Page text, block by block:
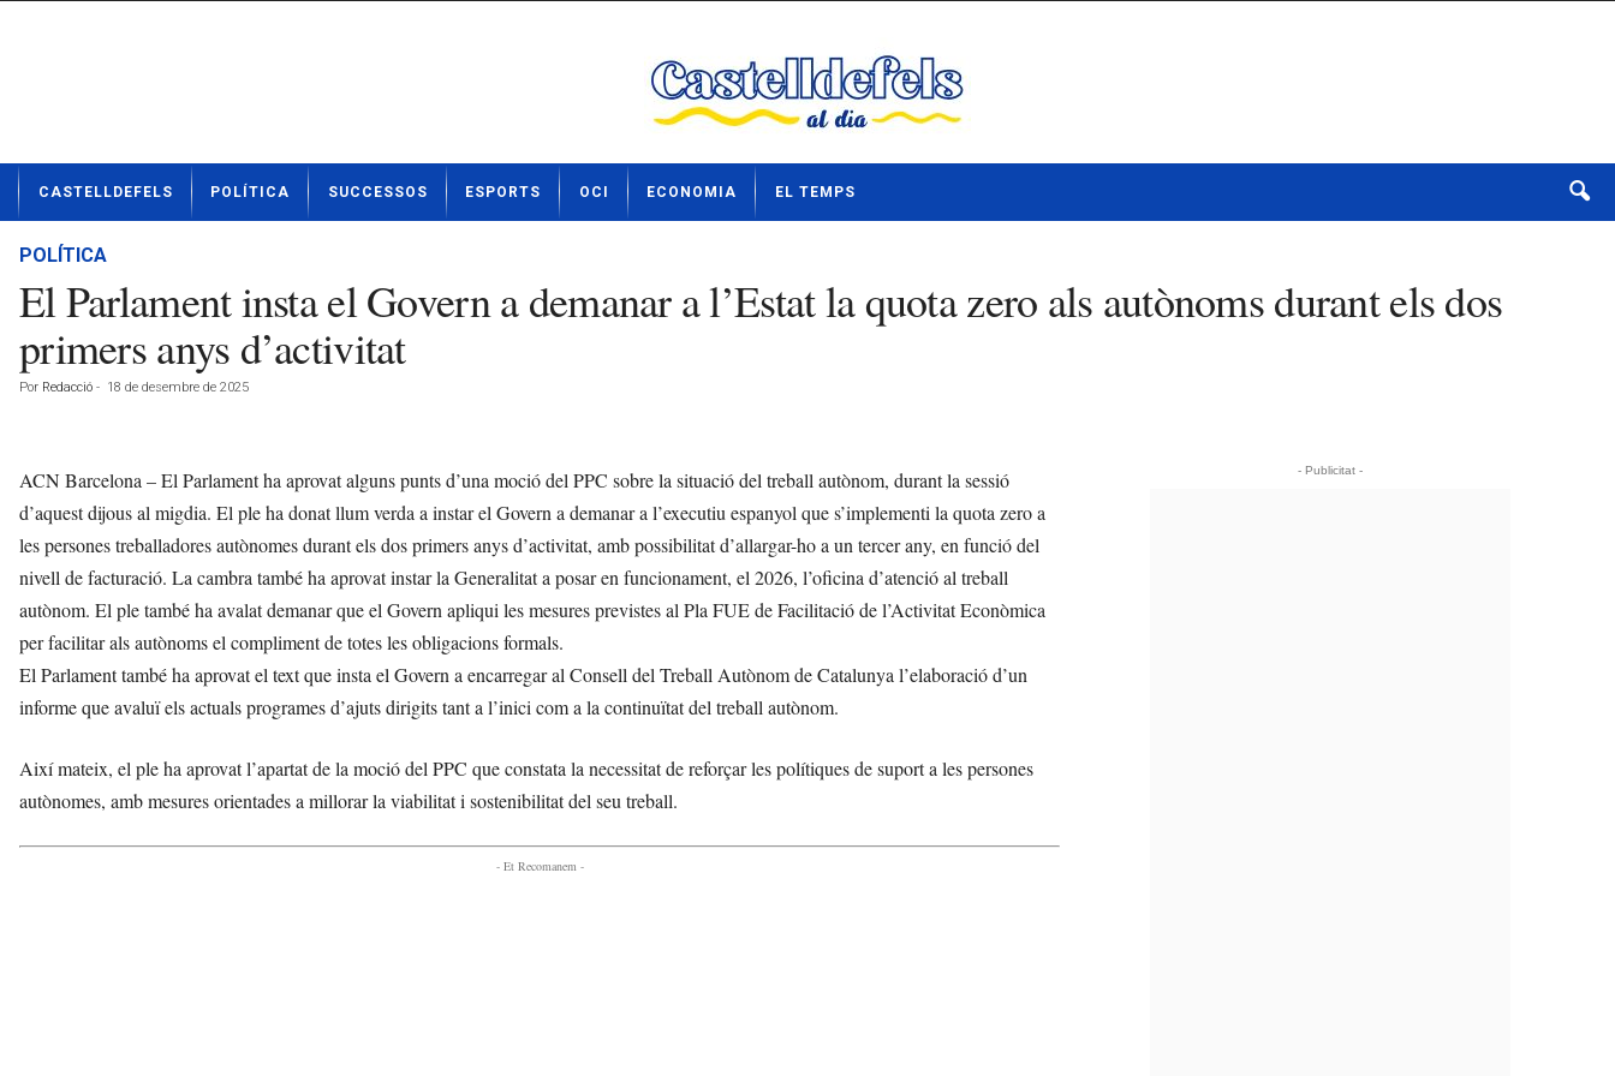
t
CASTELLDEFELS POLÍTICA SUCCESSOS ESPORTS OCI ECONOMIA EL TEMPS
POLÍTICA
El Parlament insta el Govern a demanar a l’Estat la quota zero als autònoms durant els dos
primers anys d’activitat
Por Redacció - 18 de desembre de 2025
ACN Barcelona – El Parlament ha aprovat alguns punts d’una moció del PPC sobre la situació del treball autònom, durant la sessió
d’aquest dijous al migdia. El ple ha donat llum verda a instar el Govern a demanar a l’executiu espanyol que s’implementi la quota zero a
les persones treballadores autònomes durant els dos primers anys d’activitat, amb possibilitat d’allargar-ho a un tercer any, en funció del
nivell de facturació. La cambra també ha aprovat instar la Generalitat a posar en funcionament, el 2026, l’oficina d’atenció al treball
autònom. El ple també ha avalat demanar que el Govern apliqui les mesures previstes al Pla FUE de Facilitació de l’Activitat Econòmica
per facilitar als autònoms el compliment de totes les obligacions formals.
El Parlament també ha aprovat el text que insta el Govern a encarregar al Consell del Treball Autònom de Catalunya l’elaboració d’un
informe que avaluï els actuals programes d’ajuts dirigits tant a l’inici com a la continuïtat del treball autònom.
Així mateix, el ple ha aprovat l’apartat de la moció del PPC que constata la necessitat de reforçar les polítiques de suport a les persones
autònomes, amb mesures orientades a millorar la viabilitat i sostenibilitat del seu treball.
- Et Recomanem -
- Publicitat -